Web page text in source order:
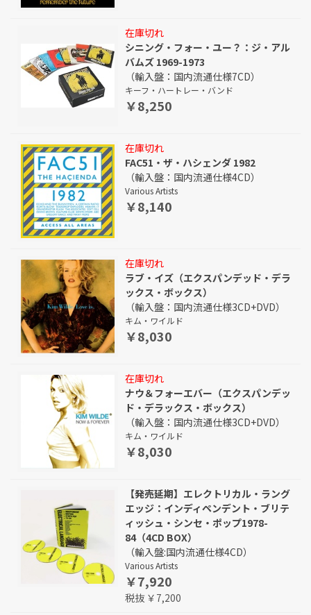
在庫切れ
シニング・フォー・ユー？：ジ・アル
バムズ 1969-1973
（輸入盤：国内流通仕様7CD）
キーフ・ハートレー・バンド
￥8,250
在庫切れ
FAC51・ザ・ハシェンダ 1982
（輸入盤：国内流通仕様4CD）
Various Artists
￥8,140
在庫切れ
ラブ・イズ（エクスパンデッド・デラ
ックス・ボックス）
（輸入盤：国内流通仕様3CD+DVD）
キム・ワイルド
￥8,030
在庫切れ
ナウ＆フォーエバー（エクスパンデッ
ド・デラックス・ボックス）
（輸入盤：国内流通仕様3CD+DVD）
キム・ワイルド
￥8,030
【発売延期】エレクトリカル・ラング
エッジ：インディペンデント・ブリテ
ィッシュ・シンセ・ポップ1978-
84（4CD BOX）
（輸入盤:国内流通仕様4CD）
Various Artists
￥7,920
税抜 ￥7,200